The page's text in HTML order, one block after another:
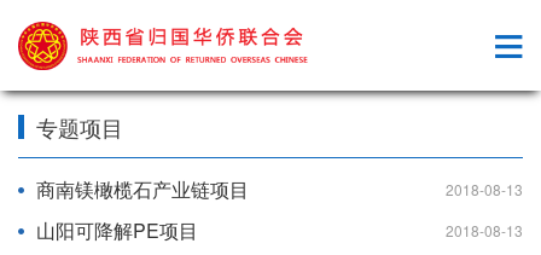
专题项目
商南镁橄榄石产业链项目 2018-08-13
山阳可降解PE项目 2018-08-13